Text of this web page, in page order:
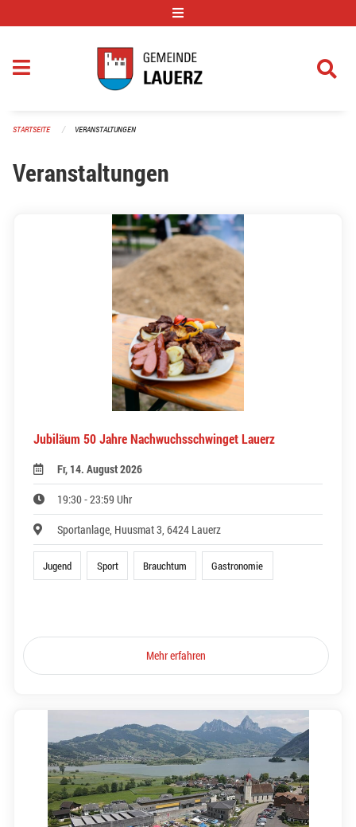
STARTSEITE VERANSTALTUNGEN
Veranstaltungen
Jubiläum 50 Jahre Nachwuchsschwinget Lauerz
Fr, 14. August 2026
19:30 - 23:59 Uhr
Sportanlage, Huusmat 3, 6424 Lauerz
Jugend Sport Brauchtum Gastronomie
Mehr erfahren